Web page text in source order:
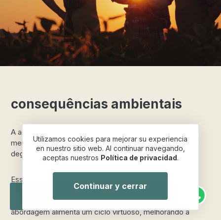
consequências ambientais
A agrofloresta redefine a relação entre a agricultura e o
meio ambiente, tornando-se um escudo contra a
degradação ambiental.
Esse método proporciona uma cobertura de solo
abundante e diversificada, enriquecendo com matéria
orgânica proveniente de plantas como a bananeira. Essa
abordagem alimenta um ciclo virtuoso, melhorando a
Utilizamos cookies para mejorar su experiencia
en nuestro sitio web. Al continuar navegando,
aceptas nuestros Política de privacidad.
Continuar y cerrar